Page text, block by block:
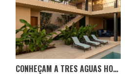
CONHEÇAM A TRES AGUAS HOUSE, NO EQUADOR